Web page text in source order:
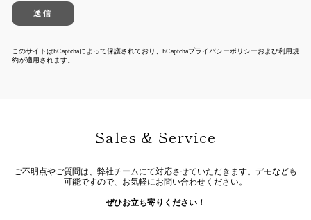
送
送信
このサイトはhCaptchaによって保護されており、hCaptchaプライバシーポリシーおよび利用規
約が適用されます。
Sales & Service
ご不明点やご質問は、弊社チームにて対応させていただきます。デモなども
可能ですので、お気軽にお問い合わせください。
ぜひお立ち寄りください！